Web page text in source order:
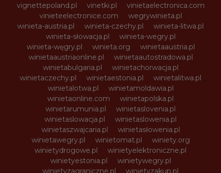
vignettepoland.pl
vinetki.pl
vinietaelectronica.com
vinieteelectronice.com
wegrywinieta.pl
winieta-austria.pl
winieta-czechy.pl
winieta-litwa.pl
winieta-słowacja.pl
winieta-wegry.pl
winieta-węgry.pl
winieta.org
winietaaustria.pl
winietaaustriaonline.pl
winietaautostradowa.pl
winietabulgaria.pl
winietachorwacja.pl
winietaczechy.pl
winietaestonia.pl
winietalitwa.pl
winietalotwa.pl
winietamoldawia.pl
winietaonline.com
winietapolska.pl
winietarumunia.pl
winietaslovenia.pl
winietaslowacja.pl
winietaslowenia.pl
winietaszwajcaria.pl
winietasłowenia.pl
winietawegry.pl
winietomat.pl
winiety.org
winietydrogowe.pl
winietyelektroniczne.pl
winietyestonia.pl
winietywegry.pl
winietyzagraniczne.pl
winietyzakup.pl